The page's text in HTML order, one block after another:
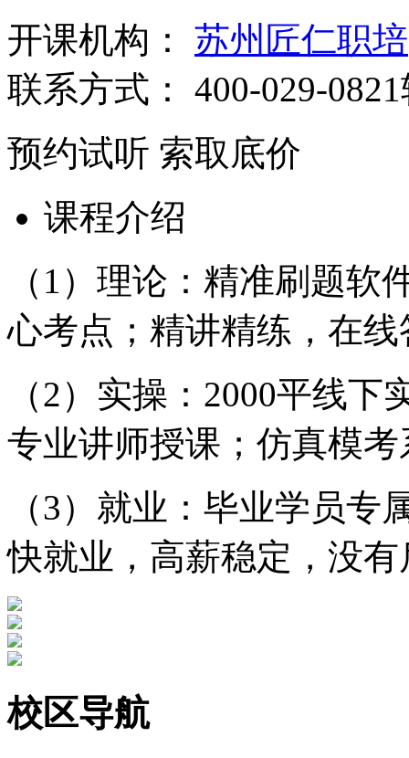
开课机构：
苏州匠仁职培
联系方式：
400-029-
预约试听 索取底价
课程介绍
（1）理论：精准刷题
心考点；精讲精练，在
（2）实操：2000平线
专业讲师授课；仿真模
（3）就业：毕业学员
快就业，高薪稳定，没
校区导航